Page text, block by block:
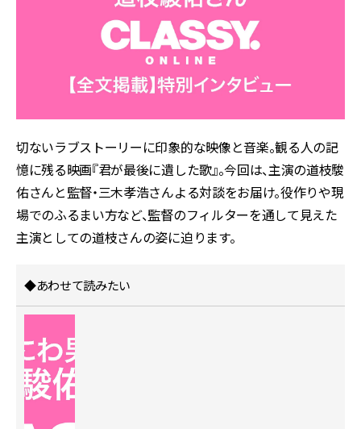
切ないラブストーリーに印象的な映像と音楽。観る人の記
憶に残る映画『君が最後に遺した歌』。今回は、主演の道枝駿
佑さんと監督・三木孝浩さんよる対談をお届け。役作りや現
場でのふるまい方など、監督のフィルターを通して見えた
主演としての道枝さんの姿に迫ります。
◆あわせて読みたい